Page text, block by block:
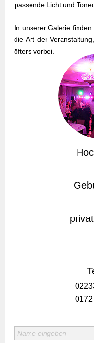
passende Licht und
In unserer Galerie
die Art der
öfters vorbei.
0172
Name eingeben